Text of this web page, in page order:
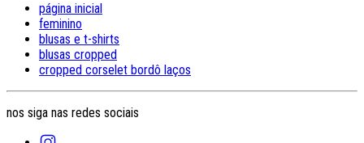
página inicial
feminino
blusas e t-shirts
blusas cropped
cropped corselet bordô laços
nos siga nas redes sociais